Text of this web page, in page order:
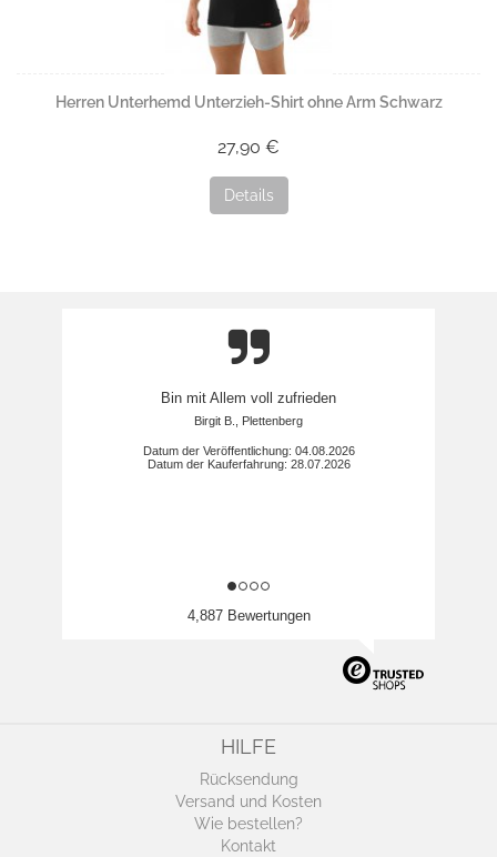
Herren Unterhemd Unterzieh-Shirt ohne Arm Schwarz
27,90 €
Details
Bin mit Allem voll zufrieden
Birgit B., Plettenberg
Datum der Veröffentlichung: 04.08.2026
Datum der Kauferfahrung: 28.07.2026
4,887 Bewertungen
HILFE
Rücksendung
Versand und Kosten
Wie bestellen?
Kontakt